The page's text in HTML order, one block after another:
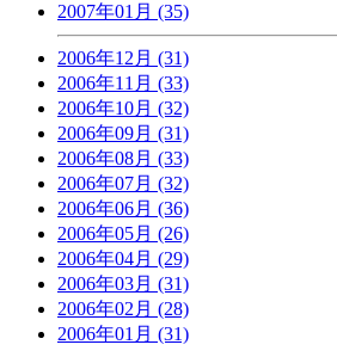
2007年01月 (35)
2006年12月 (31)
2006年11月 (33)
2006年10月 (32)
2006年09月 (31)
2006年08月 (33)
2006年07月 (32)
2006年06月 (36)
2006年05月 (26)
2006年04月 (29)
2006年03月 (31)
2006年02月 (28)
2006年01月 (31)